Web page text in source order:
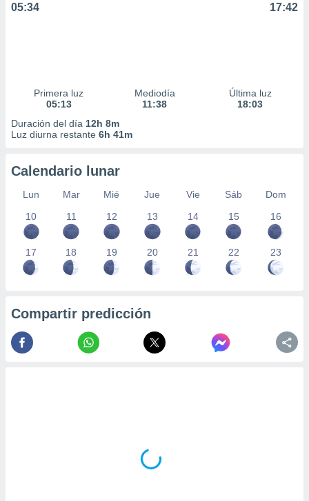
perfiles
crear un
la
contenido
de la
el
de
a través
de
con el
05:34 17:42
Primera luz
05:13
Mediodía
11:38
Última luz
18:03
Duración del día 12h 8m
Luz diurna restante 6h 41m
Calendario lunar
Lun Mar Mié Jue Vie Sáb
Dom
10
11 12 13 14 15 16
17 18 19 20 21 22 23
Compartir predicción